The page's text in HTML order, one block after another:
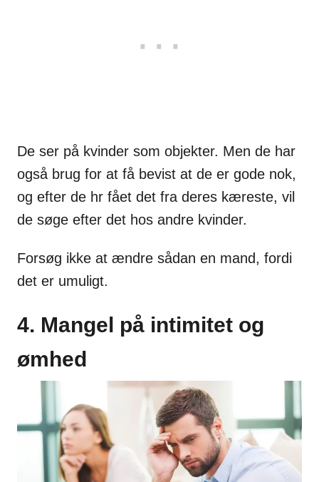
De ser på kvinder som objekter. Men de har
også brug for at få bevist at de er gode nok,
og efter de hr fået det fra deres kæreste, vil
de søge efter det hos andre kvinder.
Forsøg ikke at ændre sådan en mand, fordi
det er umuligt.
4. Mangel på intimitet og
ømhed